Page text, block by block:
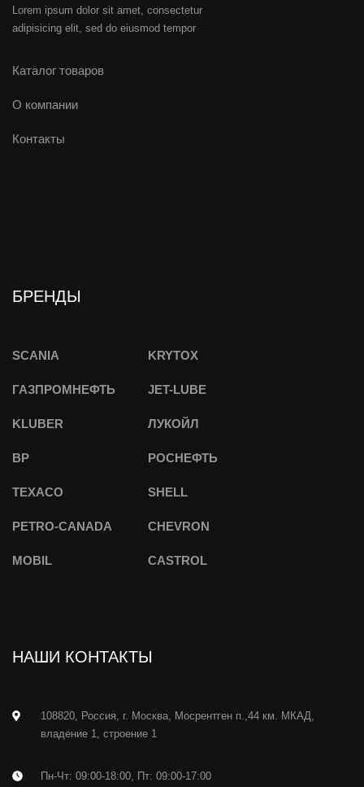
Lorem ipsum dolor sit amet, consectetur
adipisicing elit, sed do eiusmod tempor
Каталог товаров
О компании
Контакты
БРЕНДЫ
SCANIA KRYTOX
ГАЗПРОМНЕФТЬ JET-LUBE
KLUBER ЛУКОЙЛ
BP РОСНЕФТЬ
TEXACO SHELL
PETRO-CANADA CHEVRON
MOBIL CASTROL
НАШИ КОНТАКТЫ
108820, Россия, г. Москва, Мосрентген п.,44 км. МКАД,
владение 1, строение 1
Пн-Чт: 09:00-18:00, Пт: 09:00-17:00